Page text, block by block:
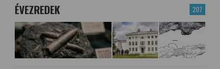
207
ÉVEZREDEK